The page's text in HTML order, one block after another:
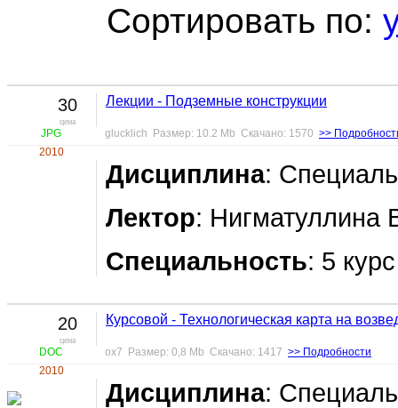
Сортировать по:
30
цена
JPG
2010
Лекции - Подземные конструкции
glucklich Размер: 10.2 Mb Скачано: 1570 >>
Дисциплина:
Лектор: Нигматуллина
Специальность: 5
20
цена
DOC
2010
Курсовой - Технологическая карта на
ox7 Размер: 0,8 Mb Скачано: 1417 >> Подробности
Дисциплина: